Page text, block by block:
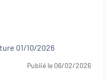
01/10/2026
Publié le 06/02/2026